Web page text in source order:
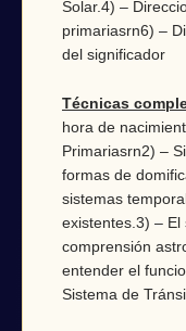
Solar.4) –
primariasrn6) –
del significador
Técnicas
hora de
Primariasrn2) –
formas de
sistemas
existentes.3) – El
comprensión
entender el
Sistema de